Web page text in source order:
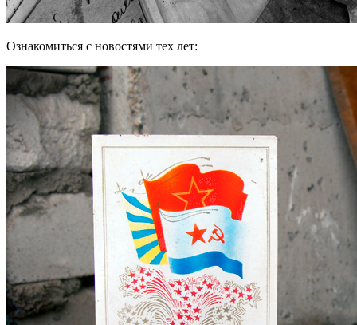
Ознакомиться с новостями тех лет: